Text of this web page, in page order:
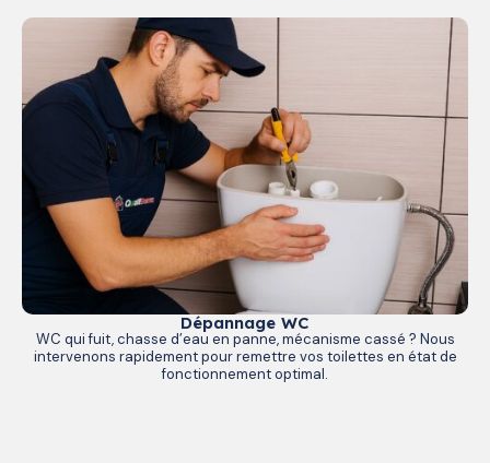
Dépannage WC
WC qui fuit, chasse d’eau en panne, mécanisme cassé ? Nous
intervenons rapidement pour remettre vos toilettes en état de
fonctionnement optimal.